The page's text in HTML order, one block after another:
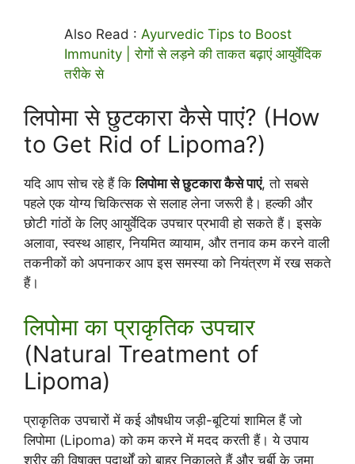
Also Read : Ayurvedic Tips to Boost
Immunity | रोगों से लड़ने की ताकत बढ़ाएं आयुर्वेदिक
तरीके से
लिपोमा से छुटकारा कैसे पाएं? (How
to Get Rid of Lipoma?)
यदि आप सोच रहे हैं किलिपोमा से छुटकारा कैसे पाएं, तो सबसे
पहले एक योग्य चिकित्सक से सलाह लेना जरूरी है। हल्की और
छोटी गांठों के लिए आयुर्वेदिक उपचार प्रभावी हो सकते हैं। इसके
अलावा, स्वस्थ आहार, नियमित व्यायाम, और तनाव कम करने वाली
तकनीकों को अपनाकर आप इस समस्या को नियंत्रण में रख सकते
हैं।
लिपोमा का प्राकृतिक उपचार
(Natural Treatment of
Lipoma)
प्राकृतिक उपचारों में कई औषधीय जड़ी-बूटियां शामिल हैं जो
लिपोमा (Lipoma) को कम करने में मदद करती हैं। ये उपाय
शरीर की विषाक्त पदार्थों को बाहर निकालते हैं और चर्बी के जमा